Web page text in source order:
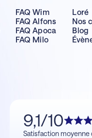
FAQ Wim
FAQ Alfons
FAQ Apoca
FAQ Milo
Loré
Nos
Blog
9,1/10
Satisfaction